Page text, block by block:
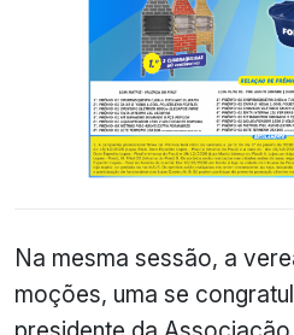
Na mesma sessão, a
moções, uma se